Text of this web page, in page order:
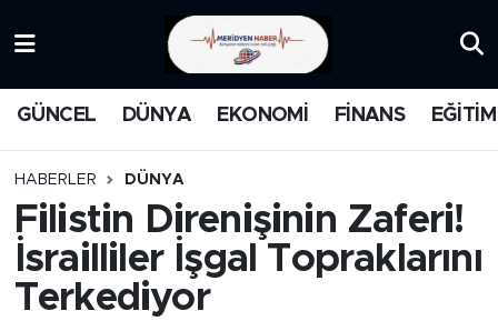
GÜNCEL DÜNYA EKONOMİ FİNANS EĞİTİM
HABERLER DÜNYA
Filistin Direnişinin Zaferi!
İsrailliler İşgal Topraklarını
Terkediyor
MEDYA
FİNANS
Trafik Durumu
Süper Lig Puan Durumu ve Fikstür